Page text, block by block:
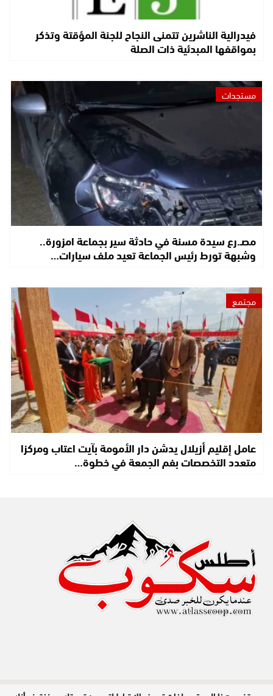
فيدرالية الناشرين تتمنى النجاح للجنة المؤقتة وتذكر
بمواقفها المبدئية ذات الصلة
مستجدات
مصـ.رع سيدة مسنة في حادثة سير بجماعة امزورة..
وشبهة تورط رئيس الجماعة تعيد ملف سيارات…
مجتمع
عامل إقليم أزيلال يدشن دار الأمومة بآيت اعتاب ومركزا
متعدد التخصصات بفم الجمعة في خطوة…